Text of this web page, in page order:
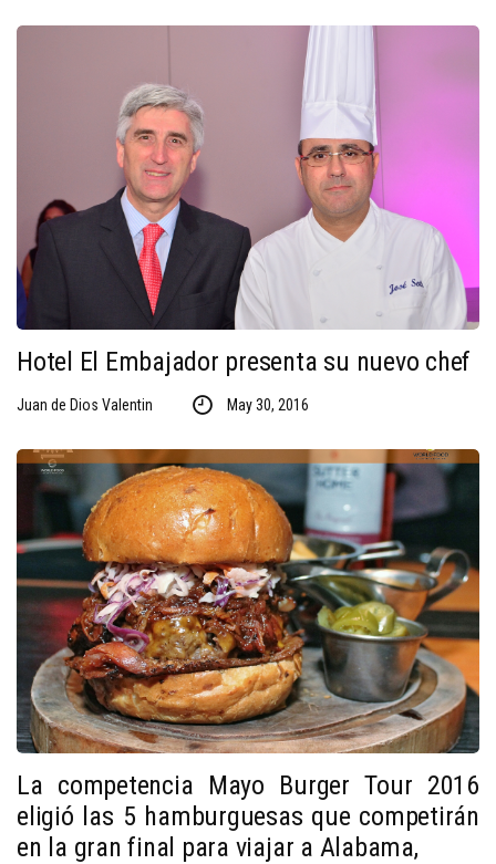
Hotel El Embajador presenta su nuevo chef
Juan de Dios Valentin May 30, 2016
La competencia Mayo Burger Tour 2016
eligió las 5 hamburguesas que competirán
en la gran final para viajar a Alabama,